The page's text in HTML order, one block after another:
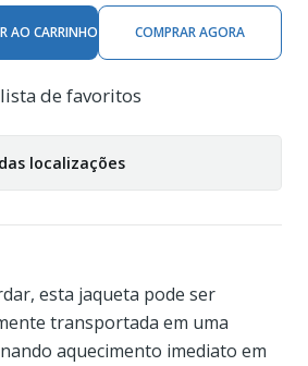
AO CARRINHO COMPRAR AGORA
de favoritos
localizações
esta jaqueta pode ser
transportada em uma
aquecimento imediato em